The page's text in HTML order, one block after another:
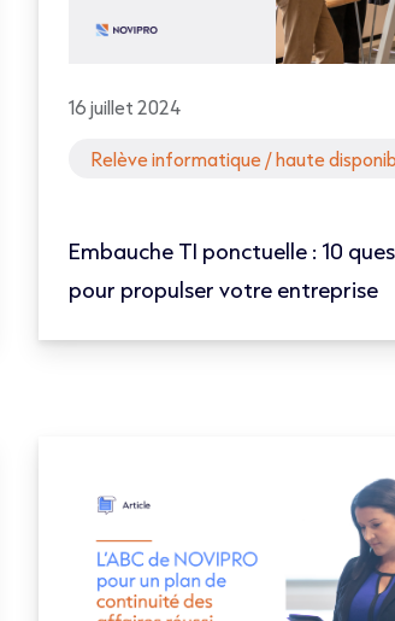
16 juillet 2024
Relève informatique / haute
Embauche TI ponctuelle : 10
pour propulser votre entreprise